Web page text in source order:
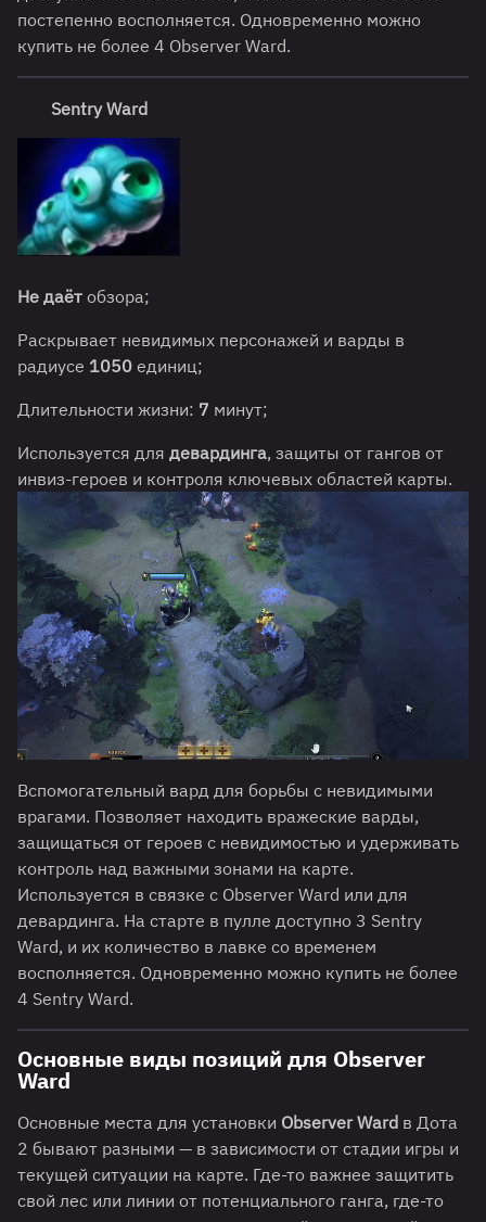
постепенно восполняется. Одновременно можно
купить не более 4 Observer Ward.
Sentry Ward
Не даёт обзора;
Раскрывает невидимых персонажей и варды в
радиусе 1050 единиц;
Длительности жизни: 7 минут;
Используется для девардинга, защиты от гангов от
инвиз-героев и контроля ключевых областей карты.
Вспомогательный вард для борьбы с невидимыми
врагами. Позволяет находить вражеские варды,
защищаться от героев с невидимостью и удерживать
контроль над важными зонами на карте.
Используется в связке с Observer Ward или для
девардинга. На старте в пулле доступно 3 Sentry
Ward, и их количество в лавке со временем
восполняется. Одновременно можно купить не более
4 Sentry Ward.
Основные виды позиций для Observer
Ward
Основные места для установки Observer Ward в Дота
2 бывают разными — в зависимости от стадии игры и
текущей ситуации на карте. Где-то важнее защитить
свой лес или линии от потенциального ганга, где-то